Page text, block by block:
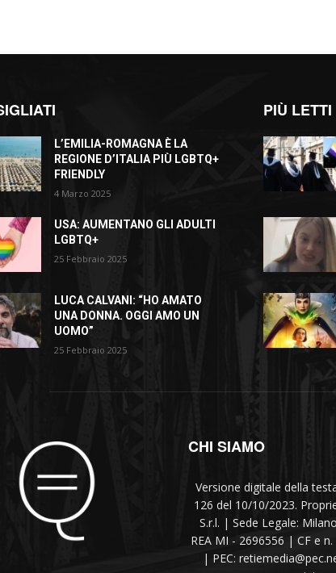
L’EMILIA-ROMAGNA È LA
REGIONE D’ITALIA PIÙ LGBTQ+
FRIENDLY
4 Marzo 2025
USA: AUMENTANO GLI ADULTI
LGBTQ+
25 Febbraio 2025
LUCA CALVANI: “HO AMATO
UNA DONNA. OGGI AMO UN
UOMO”
25 Febbraio 2025
PIÙ LETTI
CHI SIAMO
Versione digitale della
126 del 10/10/2023.
S.r.l. | Sede Legale:
REA MI - 2696556 | CF e
| PEC: